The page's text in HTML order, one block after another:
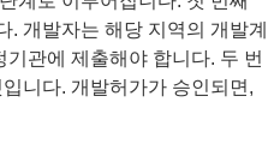
. 개발자는 해당 지역의 개발계
관에 제출해야 합니다. 두 번
니다. 개발허가가 승인되면,